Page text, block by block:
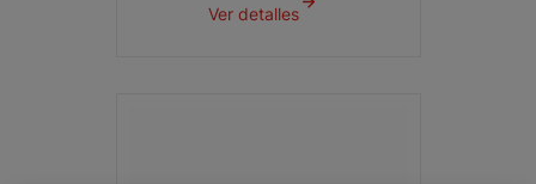
Ver detalles